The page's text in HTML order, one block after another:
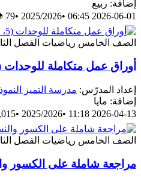
إضافة: ربيع
2026-06-01 06:45
•
2025/2026
•
79
الصف الخامس رياضيات الفصل
أوراق عمل متكاملة للوحدات (5، 6، 7،
إعداد المدرّس: مدرسة التميز
إضافة: مايا
2026-04-13 11:18
•
2025/2026
•
الصف الخامس رياضيات الفصل
مراجعة شاملة على الكسور